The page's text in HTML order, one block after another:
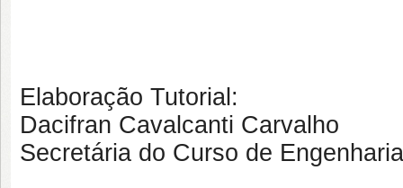
Elaboração Tutorial:
Dacifran Cavalcanti Carvalho
Secretária do Curso de